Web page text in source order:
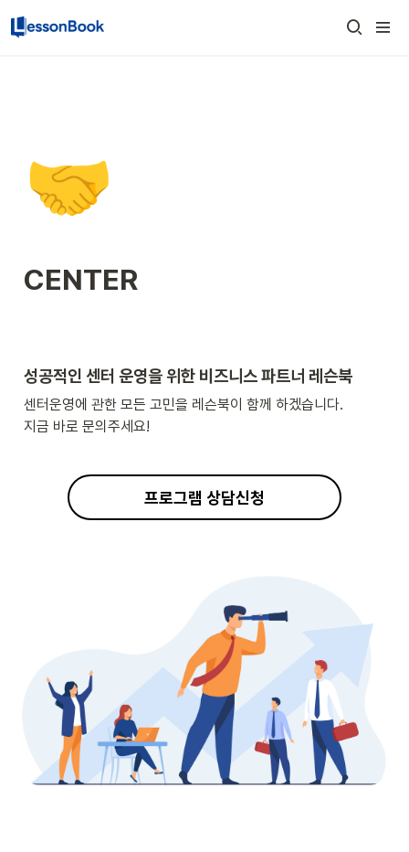
🤝
CENTER
성공적인 센터 운영을 위한 비즈니스 파트너 레슨북
센터운영에 관한 모든 고민을 레슨북이 함께 하겠습니다.
지금 바로 문의주세요!
프로그램 상담신청